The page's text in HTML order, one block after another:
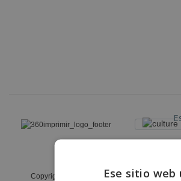
Copyright © 2026 - 360imprimir. Todos los
Ese sitio